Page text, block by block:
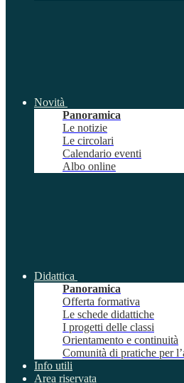
Novità
Panoramica
Le notizie
Le circolari
Calendario eventi
Albo online
Didattica
Panoramica
Offerta formativa
Le schede didattiche
I progetti delle classi
Orientamento e continuità
Comunità di pratiche per
Info utili
Area riservata